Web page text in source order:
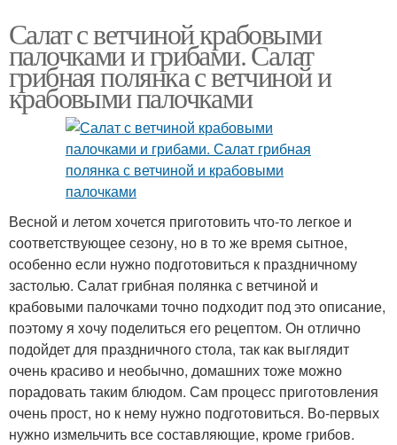
Салат с ветчиной крабовыми
палочками и грибами. Салат
грибная полянка с ветчиной и
крабовыми палочками
Весной и летом хочется приготовить что-то легкое и
соответствующее сезону, но в то же время сытное,
особенно если нужно подготовиться к праздничному
застолью. Салат грибная полянка с ветчиной и
крабовыми палочками точно подходит под это описание,
поэтому я хочу поделиться его рецептом. Он отлично
подойдет для праздничного стола, так как выглядит
очень красиво и необычно, домашних тоже можно
порадовать таким блюдом. Сам процесс приготовления
очень прост, но к нему нужно подготовиться. Во-первых
нужно измельчить все составляющие, кроме грибов.